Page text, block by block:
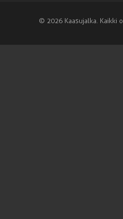
© 2026 Kaasujalka. Kaikki